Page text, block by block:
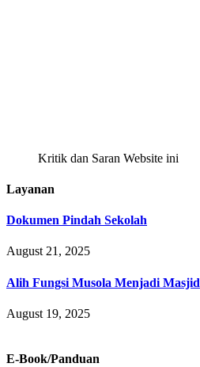
Kritik dan Saran Website ini
Layanan
Dokumen Pindah Sekolah
August 21, 2025
Alih Fungsi Musola Menjadi Masjid
August 19, 2025
E-Book/Panduan